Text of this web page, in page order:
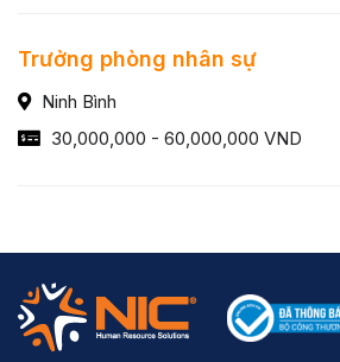
Trưởng phòng nhân sự
Ninh Bình
30,000,000 - 60,000,000 VND